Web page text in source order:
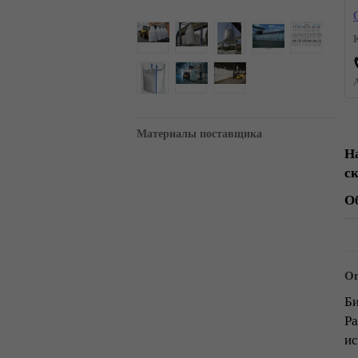
Материалы поставщика